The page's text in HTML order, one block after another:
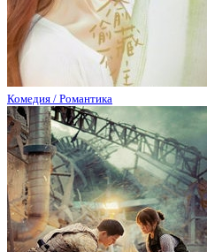
Комедия / Романтика